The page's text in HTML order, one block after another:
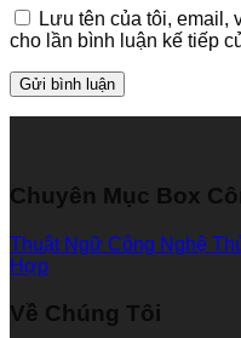
Lưu tên của tôi, email,
cho lần bình luận kế tiếp
Chuyên Mục Box
Thuật Ngữ Công Nghệ
Hợp
Về Chúng Tôi